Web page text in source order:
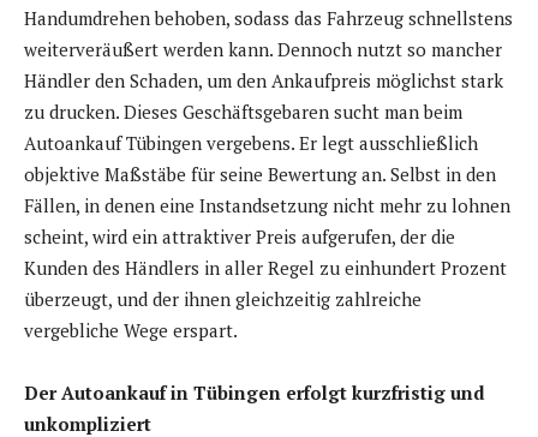
Handumdrehen behoben, sodass das Fahrzeug schnellstens
weiterveräußert werden kann. Dennoch nutzt so mancher
Händler den Schaden, um den Ankaufpreis möglichst stark
zu drucken. Dieses Geschäftsgebaren sucht man beim
Autoankauf Tübingen vergebens. Er legt ausschließlich
objektive Maßstäbe für seine Bewertung an. Selbst in den
Fällen, in denen eine Instandsetzung nicht mehr zu lohnen
scheint, wird ein attraktiver Preis aufgerufen, der die
Kunden des Händlers in aller Regel zu einhundert Prozent
überzeugt, und der ihnen gleichzeitig zahlreiche
vergebliche Wege erspart.
Der Autoankauf in Tübingen erfolgt kurzfristig und
unkompliziert